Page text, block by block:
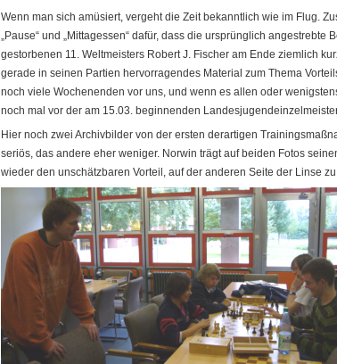
Wenn man sich amüsiert, vergeht die Zeit bekanntlich wie im Flug.
„Pause“ und „Mittagessen“ dafür, dass die ursprünglich
gestorbenen 11. Weltmeisters Robert J. Fischer am Ende ziemlich
gerade in seinen Partien hervorragendes Material zum Thema
noch viele Wochenenden vor uns, und wenn es allen oder
noch mal vor der am 15.03. beginnenden
Hier noch zwei Archivbilder von der ersten derartigen
seriös, das andere eher weniger. Norwin trägt auf beiden Fotos
wieder den unschätzbaren Vorteil, auf der anderen Seite der Linse